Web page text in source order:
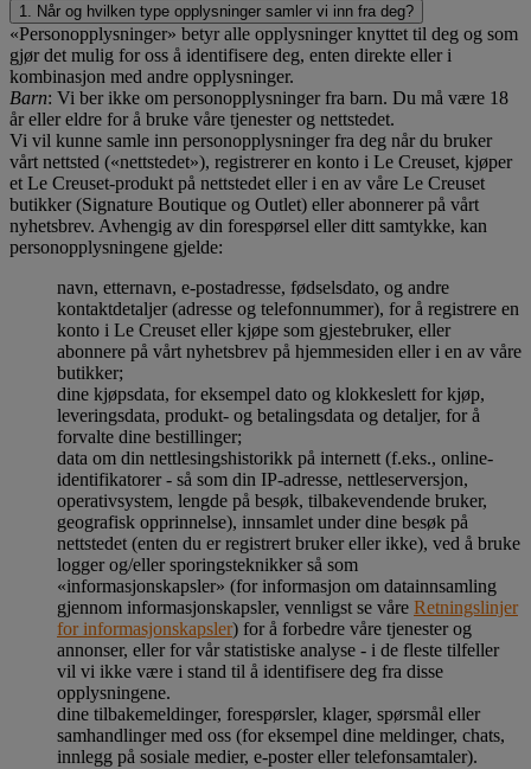
1. Når og hvilken type opplysninger samler vi inn fra deg?
«Personopplysninger» betyr alle opplysninger knyttet til deg og som
gjør det mulig for oss å identifisere deg, enten direkte eller i
kombinasjon med andre opplysninger.
Barn: Vi ber ikke om personopplysninger fra barn. Du må være 18
år eller eldre for å bruke våre tjenester og nettstedet.
Vi vil kunne samle inn personopplysninger fra deg når du bruker
vårt nettsted («nettstedet»), registrerer en konto i Le Creuset, kjøper
et Le Creuset-produkt på nettstedet eller i en av våre Le Creuset
butikker (Signature Boutique og Outlet) eller abonnerer på vårt
nyhetsbrev. Avhengig av din forespørsel eller ditt samtykke, kan
personopplysningene gjelde:
navn, etternavn, e-postadresse, fødselsdato, og andre
kontaktdetaljer (adresse og telefonnummer), for å registrere en
konto i Le Creuset eller kjøpe som gjestebruker, eller
abonnere på vårt nyhetsbrev på hjemmesiden eller i en av våre
butikker;
dine kjøpsdata, for eksempel dato og klokkeslett for kjøp,
leveringsdata, produkt- og betalingsdata og detaljer, for å
forvalte dine bestillinger;
data om din nettlesingshistorikk på internett (f.eks., online-
identifikatorer - så som din IP-adresse, nettleserversjon,
operativsystem, lengde på besøk, tilbakevendende bruker,
geografisk opprinnelse), innsamlet under dine besøk på
nettstedet (enten du er registrert bruker eller ikke), ved å bruke
logger og/eller sporingsteknikker så som
«informasjonskapsler» (for informasjon om datainnsamling
gjennom informasjonskapsler, vennligst se våre Retningslinjer
for informasjonskapsler) for å forbedre våre tjenester og
annonser, eller for vår statistiske analyse - i de fleste tilfeller
vil vi ikke være i stand til å identifisere deg fra disse
opplysningene.
dine tilbakemeldinger, forespørsler, klager, spørsmål eller
samhandlinger med oss (for eksempel dine meldinger, chats,
innlegg på sosiale medier, e-poster eller telefonsamtaler).